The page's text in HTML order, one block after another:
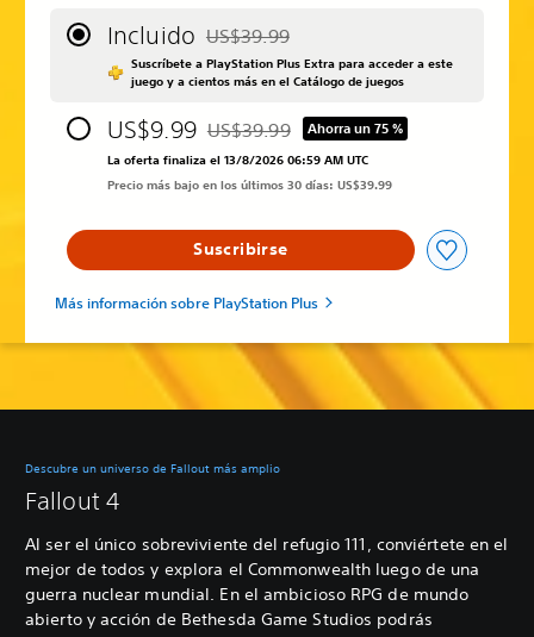
Incluido Rebajado del precio original de US$39.99
US$39.99
Suscríbete a PlayStation Plus Extra para acceder a este
juego y a cientos más en el Catálogo de juegos
US$9.99 Rebajado del precio original de US$39.99
US$39.99 Ahorra un 75 %
La oferta finaliza el 13/8/2026 06:59 AM UTC
Precio más bajo en los últimos 30 días: US$39.99
Suscribirse
Más información sobre PlayStation Plus
Descubre un universo de Fallout más amplio
Fallout 4
Al ser el único sobreviviente del refugio 111, conviértete en el
mejor de todos y explora el Commonwealth luego de una
guerra nuclear mundial. En el ambicioso RPG de mundo
abierto y acción de Bethesda Game Studios podrás